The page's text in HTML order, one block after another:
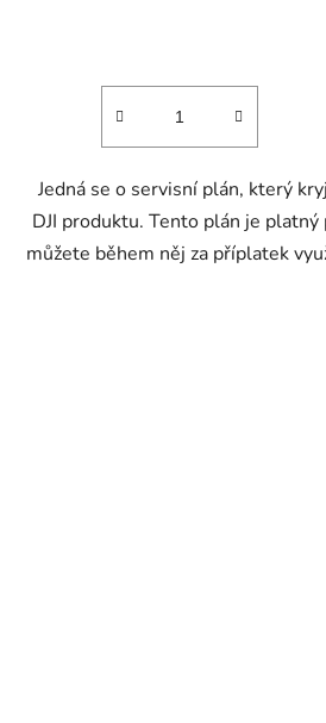
Jedná se o servisní plán, který
DJI produktu. Tento plán je
můžete během něj za příplatek